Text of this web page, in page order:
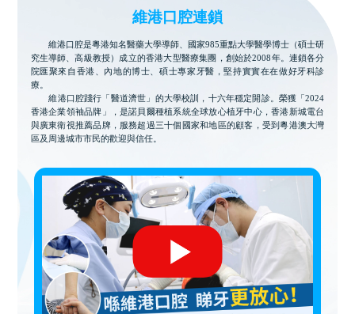
維港口腔連鎖
維港口腔是粵港知名醫藥大學導師、國家985重點大學醫學博士（碩士研
究生導師、高級教授）成立的香港大型醫療集團，創始於2008年。連鎖各分
院匯聚來自香港、內地的博士、碩士專家牙醫，堅持實實在在做好牙科診
療。
維港口腔踐行「醫道濟世」的大學校訓，十六年穩定開診。榮獲「2024
香港企業領袖品牌」，是諾貝爾種植系統全球放心植牙中心，香港新城電台
與廣東衛視推薦品牌，服務超過三十個國家和地區的顧客，受到粵港澳大灣
區及周邊城市市民的歡迎與信任。